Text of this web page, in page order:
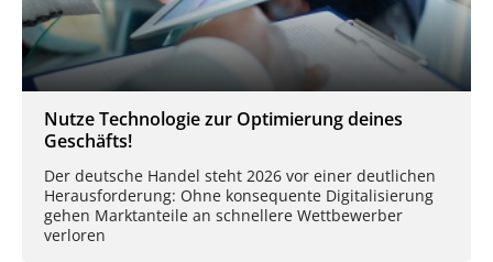
Nutze Technologie zur Optimierung deines
Geschäfts!
Der deutsche Handel steht 2026 vor einer deutlichen
Herausforderung: Ohne konsequente Digitalisierung
gehen Marktanteile an schnellere Wettbewerber
verloren